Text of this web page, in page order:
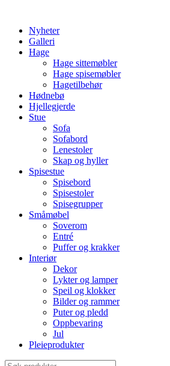
contentNyheter
Galleri
Hage
Hage sittemøbler
Hage spisemøbler
Hagetilbehør
Hødnebø
Hjellegjerde
Stue
Sofa
Sofabord
Lenestoler
Skap og hyller
Spisestue
Spisebord
Spisestoler
Spisegrupper
Småmøbel
Soverom
Entré
Puffer og krakker
Interiør
Dekor
Lykter og lamper
Speil og klokker
Bilder og rammer
Puter og pledd
Oppbevaring
Jul
Pleieprodukter